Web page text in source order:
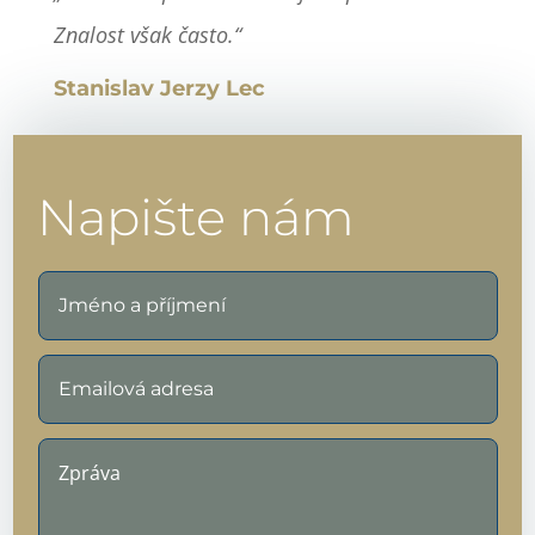
Znalost však často.“
Stanislav Jerzy Lec
Napište nám